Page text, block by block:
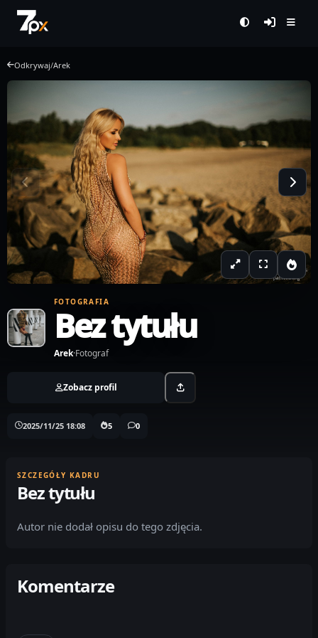
Odkrywaj/Arek
FOTOGRAFIA
Bez tytułu
Arek·Fotograf
Zobacz profil
2025/11/25 18:08 5 0
SZCZEGÓŁY KADRU
Bez tytułu
Autor nie dodał opisu do tego zdjęcia.
Komentarze